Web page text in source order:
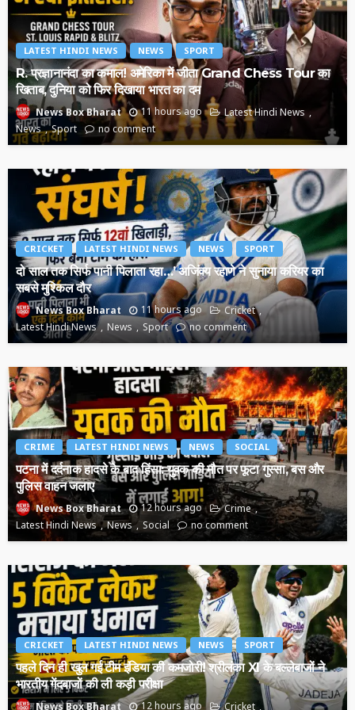
LATEST HINDI NEWS NEWS SPORT
R. प्रज्ञानानंदा का कमाल! अमेरिका में जीता Grand Chess Tour का
खिताब, दुनिया को फिर दिखाया भारत का दम
News Box Bharat 11 hours ago
Latest Hindi News
News
Sport no comment
CRICKET LATEST HINDI NEWS NEWS SPORT
दो साल तक सिर्फ पानी पिलाता रहा…’ अजिंक्य रहाणे ने सुनाया करियर का
सबसे मुश्किल दौर
News Box Bharat 11 hours ago
Cricket
Latest Hindi News
News Sport no comment
CRIME LATEST HINDI NEWS NEWS SOCIAL
पटना में दर्दनाक हादसे के बाद हिंसा: युवक की मौत पर फूटा गुस्सा, बस और
पुलिस वाहन जलाए
News Box Bharat 12 hours ago
Crime
Latest Hindi News
News Social no comment
CRICKET LATEST HINDI NEWS NEWS SPORT
पहले दिन ही खुल गई टीम इंडिया की कमजोरी! श्रीलंका XI के बल्लेबाजों ने
भारतीय गेंदबाजों की ली कड़ी परीक्षा
News Box Bharat 12 hours ago Cricket